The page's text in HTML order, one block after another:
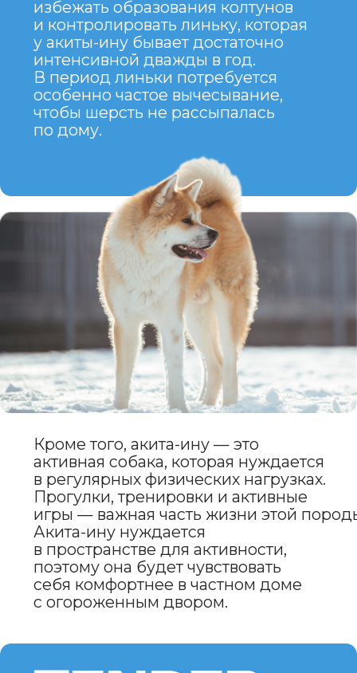
АКИТА-ИНУ —
это собака с сильным
характером, глубокой
привязанностью
и впечатляющей внешностью.
Если вы готовы посвятить
время воспитанию
и обеспечению своей аките
правильного ухода, она станет
не только надежным
защитником, но и верным
подойдет опытным владельцам,
которые могут предложить
ей активную жизнь
и обеспечить необходимые
условия для проживания.